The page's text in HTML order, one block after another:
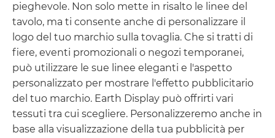
pieghevole. Non solo mette in risalto le linee del
tavolo, ma ti consente anche di personalizzare il
logo del tuo marchio sulla tovaglia. Che si tratti di
fiere, eventi promozionali o negozi temporanei,
può utilizzare le sue linee eleganti e l'aspetto
personalizzato per mostrare l'effetto pubblicitario
del tuo marchio. Earth Display può offrirti vari
tessuti tra cui scegliere. Personalizzeremo anche in
base alla visualizzazione della tua pubblicità per